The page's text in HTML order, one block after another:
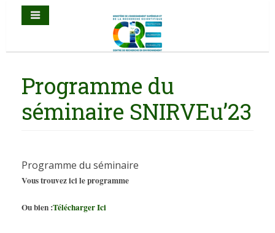
Programme du
séminaire SNIRVEu’23
Programme du séminaire
Vous trouvez ici le programme
Ou bien :Télécharger Ici